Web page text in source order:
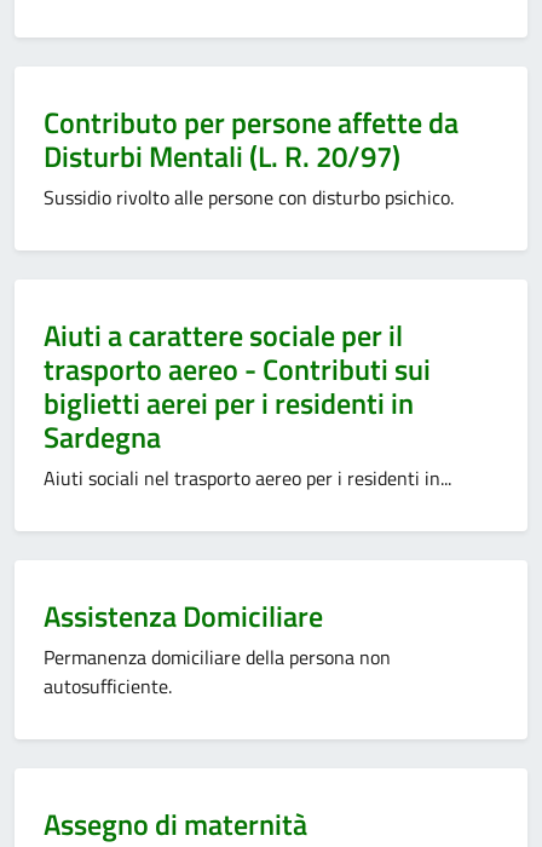
Categoria:
Contributo per persone affette da
Disturbi Mentali (L. R. 20/97)
Sussidio rivolto alle persone con disturbo psichico.
Categoria:
Aiuti a carattere sociale per il
trasporto aereo - Contributi sui
biglietti aerei per i residenti in
Sardegna
Aiuti sociali nel trasporto aereo per i residenti in...
Categoria:
Assistenza Domiciliare
Permanenza domiciliare della persona non
autosufficiente.
Categoria:
Assegno di maternità